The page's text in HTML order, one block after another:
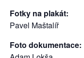
Fotky na plakát:
Pavel Maštalíř
Foto dokumentace: